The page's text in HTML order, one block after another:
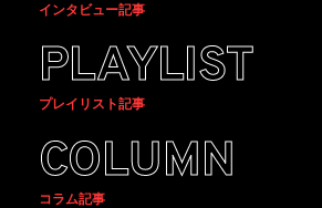
インタビュー記事
PLAYLIST
プレイリスト記事
COLUMN
コラム記事